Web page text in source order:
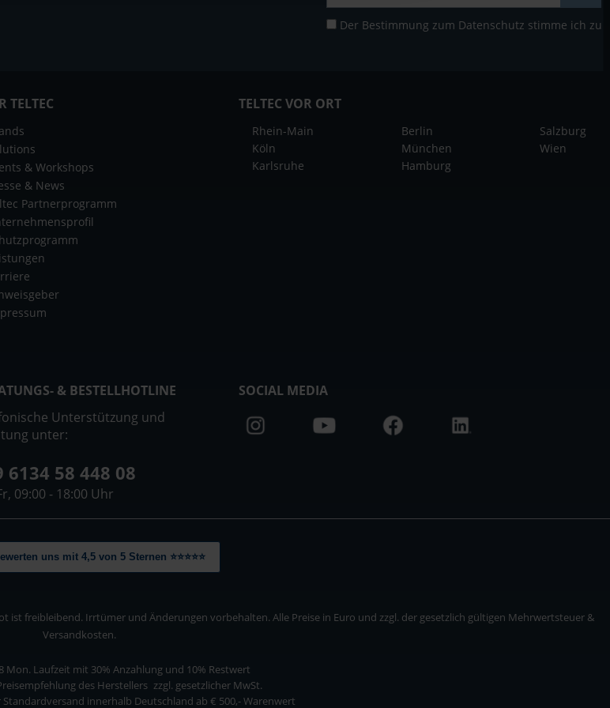
Der Bestimmung zum Datenschutz stimme ich zu
TELTEC
& Workshops
& News
Partnerprogramm
TELTEC VOR ORT
Rhein-Main
Köln
Karlsruhe
Berlin
München
Hamburg
Salzburg
Wien
& BESTELLHOTLINE
Unterstützung und
unter:
6134 58 448 08
09:00 - 18:00 Uhr
SOCIAL MEDIA
uns mit 4,5 von 5 Sternen ⭐⭐⭐⭐⭐
ist freibleibend. Irrtümer und Änderungen vorbehalten. Alle Preise in Euro und zzgl. der gesetzlich gültigen Mehrwertsteuer &
Versandkosten.
Mon. Laufzeit mit 30% Anzahlung und 10% Restwert
des Herstellers zzgl. gesetzlicher MwSt.
innerhalb Deutschland ab € 500,- Warenwert